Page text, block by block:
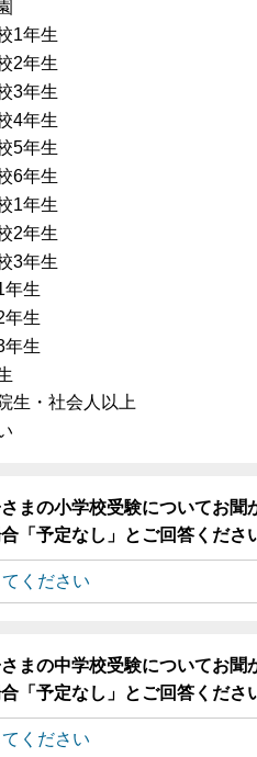
1年生
2年生
3年生
4年生
5年生
6年生
1年生
2年生
3年生
年生
年生
年生
生・社会人以上
まの小学校受験についてお聞
「予定なし」とご回答くださ
まの中学校受験についてお聞
「予定なし」とご回答くださ